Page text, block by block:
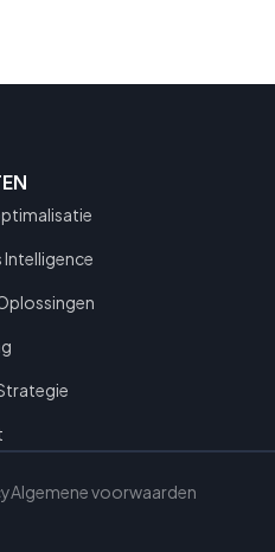
Intelligence
Algemene voorwaarden